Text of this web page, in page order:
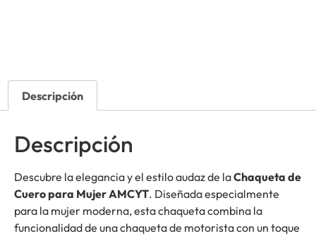
Descripción
Descripción
Descubre la elegancia y el estilo audaz de laChaqueta de
Cuero para Mujer AMCYT. Diseñada especialmente
para la mujer moderna, esta chaqueta combina la
funcionalidad de una chaqueta de motorista con un toque